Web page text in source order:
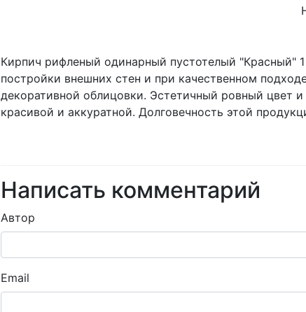
Кирпич рифленый одинарный пустотелый "Красный"
постройки внешних стен и при качественном
декоративной облицовки. Эстетичный ровный цвет
красивой и аккуратной. Долговечность этой
Написать комментарий
Автор
Email